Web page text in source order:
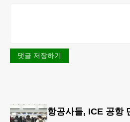
댓글 저장하기